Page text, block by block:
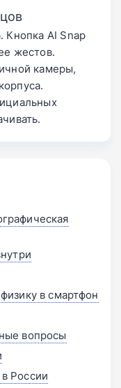
Кнопка AI Snap
жестов.
камеры,
в смартфон
вопросы
России